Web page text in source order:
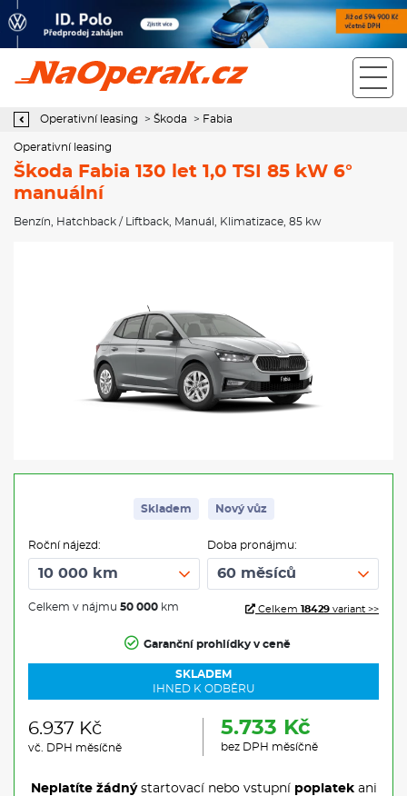
Operativní leasing Škoda Fabia 130 let 1,0 TSI 85 kW 6° manuální
Operativní leasing > Škoda > Fabia
Operativní leasing
Škoda Fabia 130 let 1,0 TSI 85 kW 6°
manuální
Benzín Hatchback / Liftback Manuál Klimatizace , 85 kw
Skladem Nový vůz
Roční nájezd:
Celkem v nájmu 50 000 km
Doba pronájmu:
Celkem 18429 variant >>
Garanční prohlídky v ceně
SKLADEM
IHNED K ODBĚRU
6.937 Kč
vč. DPH měsíčně
5.733 Kč
bez DPH měsíčně
Neplatíte žádnýstartovací nebo vstupní poplatekani